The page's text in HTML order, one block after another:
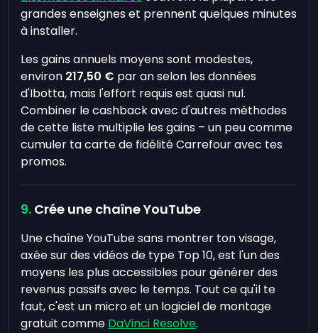
grandes enseignes et prennent quelques minutes
à installer.
Les gains annuels moyens sont modestes,
environ 217,50 € par an selon les données
d'Ibotta, mais l'effort requis est quasi nul.
Combiner le cashback avec d'autres méthodes
de cette liste multiplie les gains – un peu comme
cumuler ta carte de fidélité Carrefour avec tes
promos.
Crée une chaîne YouTube
Une chaîne YouTube sans montrer ton visage,
axée sur des vidéos de type Top 10, est l'un des
moyens les plus accessibles pour générer des
revenus passifs avec le temps. Tout ce qu'il te
faut, c'est un micro et un logiciel de montage
gratuit comme DaVinci Resolve.